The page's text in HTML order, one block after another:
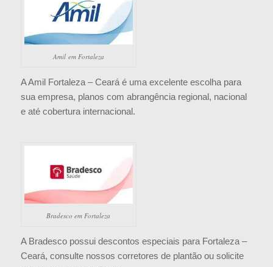
Amil em Fortaleza
A Amil Fortaleza – Ceará é uma excelente escolha para
sua empresa, planos com abrangência regional, nacional
e até cobertura internacional.
Bradesco em Fortaleza
A Bradesco possui descontos especiais para Fortaleza –
Ceará, consulte nossos corretores de plantão ou solicite